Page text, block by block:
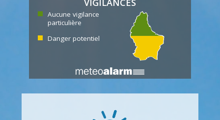
Aucune vigilance
particulière
Danger potentiel